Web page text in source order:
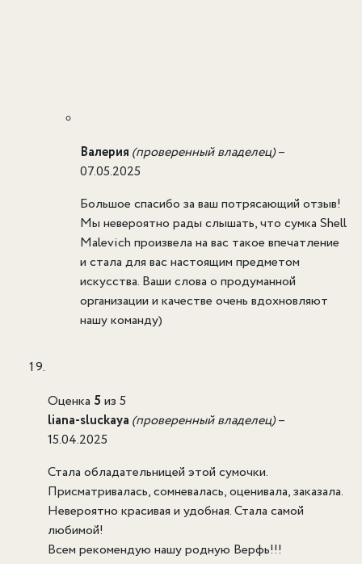
Валерия (проверенный владелец)–
07.05.2025
Большое спасибо за ваш потрясающий отзыв!
Мы невероятно рады слышать, что сумка Shell
Malevich произвела на вас такое впечатление
и стала для вас настоящим предметом
искусства. Ваши слова о продуманной
организации и качестве очень вдохновляют
нашу команду)
Оценка 5 из 5
liana-sluckaya (проверенный владелец)–
15.04.2025
Стала обладательницей этой сумочки.
Присматривалась, сомневалась, оценивала, заказала.
Невероятно красивая и удобная. Стала самой
любимой!
Всем рекомендую нашу родную Верфь!!!